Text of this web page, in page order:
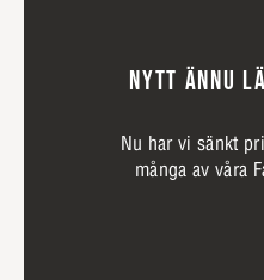
NYTT ÄNNU
Nu har vi sänkt
många av våra